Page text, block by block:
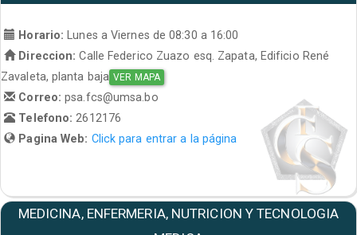
Horario:
Lunes a Viernes de 08:30 a 16:00
Direccion: Calle Federico Zuazo esq. Zapata, Edificio René
Zavaleta, planta baja VER MAPA
Correo:psa.fcs@umsa.bo
Telefono: 2612176
Pagina Web: Click para entrar a la página
MEDICINA, ENFERMERIA, NUTRICION Y TECNOLOGIA